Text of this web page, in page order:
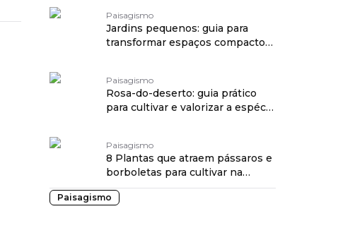
Paisagismo
Jardins pequenos: guia para
transformar espaços compactos
Paisagismo
Rosa-do-deserto: guia prático
para cultivar e valorizar a espécie
Paisagismo
8 Plantas que atraem pássaros e
borboletas para cultivar na
varanda
Paisagismo